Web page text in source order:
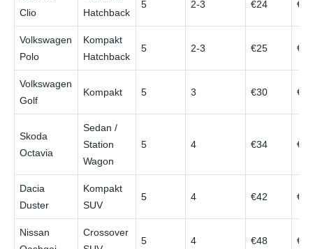
Clio
Hatchback
5 2-3 €24
Volkswagen
Polo
Kompakt
Hatchback
5 2-3 €25
Volkswagen
Golf
Kompakt 5 3 €30
Skoda
Octavia
Sedan /
Station
Wagon
5 4 €34
Dacia
Duster
Kompakt
SUV
5 4 €42
Nissan
Crossover
5 4 €48